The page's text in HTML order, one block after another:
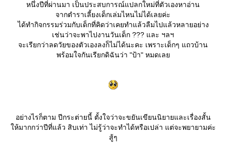
หนึ่งปีที่ผ่านมา เป็นประสบการณ์แปลกใหม่ที่ตัวเองหาอ่าน
จากตำราเลี้ยงเด็กเล่มไหนไม่ได้เลยค่ะ
ได้ทำกิจกรรมร่วมกับเด็กที่คิดว่าเคยทำแล้วลืมไปแล้วหลายอย่าง
เช่นว่าจะพาไปงานวันเด็ก ??? และ ฯลฯ
จะเรียกว่าลดวัยของตัวเองลงก็ไม่ได้นะคะ เพราะเด็กๆ แถวบ้าน
พร้อมใจกันเรียกดิฉันว่า "ป้า" หมดเล
อย่างไรก็ตาม ปีกระต่ายนี้ ตั้งใจว่าจะขยันเขียนนิยายและเรื่องสั้น
ห้มากกว่าปีที่แล้ว สิบเท่า ไม่รู้ว่าจะทำได้หรือเปล่า แต่จะพยายามค่ะ
สู้ๆ